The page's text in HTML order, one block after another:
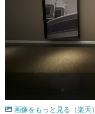
画像をもっと見る（楽天）